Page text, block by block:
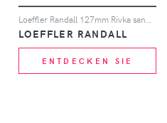
LOEFFLER RANDALL
ENTDECKEN SIE